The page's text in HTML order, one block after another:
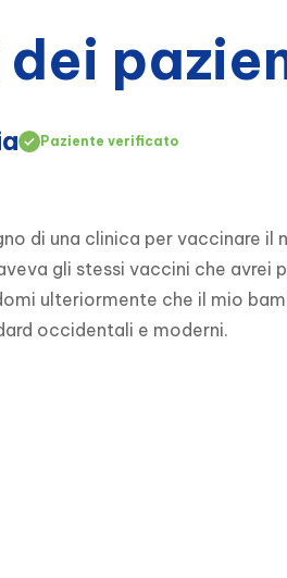
dei
Paziente verificato
di una clinica per vaccinare
gli stessi vaccini che
ulteriormente che il mio
occidentali e moderni.